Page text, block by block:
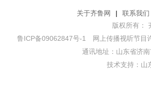
关于齐鲁网 |
联系我们
版权所有：
鲁ICP备09062847号-1
网上传播视听节目
通讯地址：山东省济
技术支持： 山